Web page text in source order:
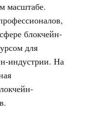
масштабе.
блокчейн-
для
индустрии. На